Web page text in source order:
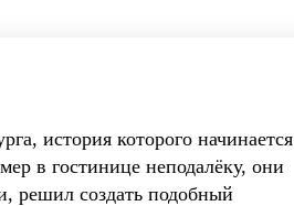
история которого начинается
в гостинице неподалёку, они
решил создать подобный